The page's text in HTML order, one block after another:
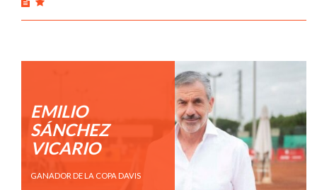
EMILIO
SÁNCHEZ
VICARIO
GANADOR DE LA COPA DAVIS